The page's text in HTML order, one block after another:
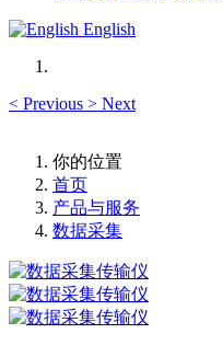
English
< Previous > Next
你的位置
首页
产品与服务
数据采集